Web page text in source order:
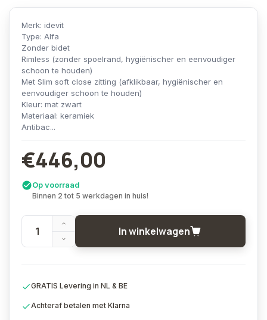
Merk: idevit
Type: Alfa
Zonder bidet
Rimless (zonder spoelrand, hygiënischer en eenvoudiger
schoon te houden)
Met Slim soft close zitting (afklikbaar, hygiënischer en
eenvoudiger schoon te houden)
Kleur: mat zwart
Materiaal: keramiek
Antibac...
€446,00
Op voorraad
Binnen 2 tot 5 werkdagen in huis!
In winkelwagen
GRATIS Levering in NL & BE
Achteraf betalen met Klarna